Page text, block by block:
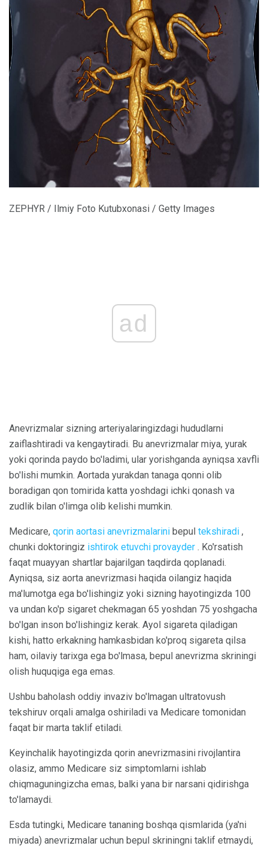
ZEPHYR / Ilmiy Foto Kutubxonasi / Getty Images
ad
Anevrizmalar sizning arteriyalaringizdagi hududlarni
zaiflashtiradi va kengaytiradi. Bu anevrizmalar miya, yurak
yoki qorinda paydo bo'ladimi, ular yorishganda ayniqsa xavfli
bo'lishi mumkin. Aortada yurakdan tanaga qonni olib
boradigan qon tomirida katta yoshdagi ichki qonash va
zudlik bilan o'limga olib kelishi mumkin.
Medicare, qorin aortasi anevrizmalarini bepul tekshiradi ,
chunki doktoringiz ishtirok etuvchi provayder . Ko'rsatish
faqat muayyan shartlar bajarilgan taqdirda qoplanadi.
Ayniqsa, siz aorta anevrizmasi haqida oilangiz haqida
ma'lumotga ega bo'lishingiz yoki sizning hayotingizda 100
va undan ko'p sigaret chekmagan 65 yoshdan 75 yoshgacha
bo'lgan inson bo'lishingiz kerak. Ayol sigareta qiladigan
kishi, hatto erkakning hamkasbidan ko'proq sigareta qilsa
ham, oilaviy tarixga ega bo'lmasa, bepul anevrizma skriningi
olish huquqiga ega emas.
Ushbu baholash oddiy invaziv bo'lmagan ultratovush
tekshiruv orqali amalga oshiriladi va Medicare tomonidan
faqat bir marta taklif etiladi.
Keyinchalik hayotingizda qorin anevrizmasini rivojlantira
olasiz, ammo Medicare siz simptomlarni ishlab
chiqmaguningizcha emas, balki yana bir narsani qidirishga
to'lamaydi.
Esda tutingki, Medicare tananing boshqa qismlarida (ya'ni
miyada) anevrizmalar uchun bepul skriningni taklif etmaydi,